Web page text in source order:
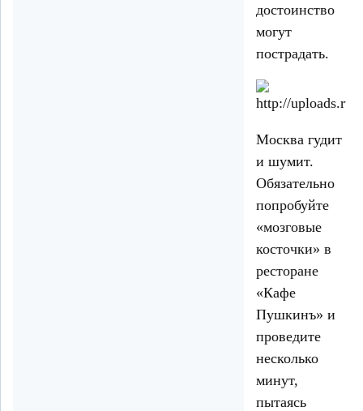
достоинство
могут
пострадать.
Москва гудит
и шумит.
Обязательно
попробуйте
«мозговые
косточки» в
ресторане
«Кафе
Пушкинъ» и
проведите
несколько
минут,
пытаясь